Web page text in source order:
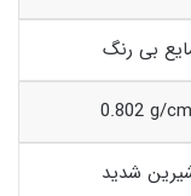
بی رنگ
0.802 g/cm
شدید